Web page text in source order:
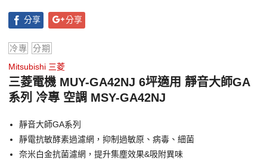
分享 分享
冷專
分期
Mitsubishi 三菱
三菱電機 MUY-GA42NJ 6坪適用 靜音大師GA
系列 冷專 空調 MSY-GA42NJ
靜音大師GA系列
靜電抗敏酵素過濾網，抑制過敏原、病毒、細菌
奈米白金抗菌濾網，提升集塵效果&吸附異味